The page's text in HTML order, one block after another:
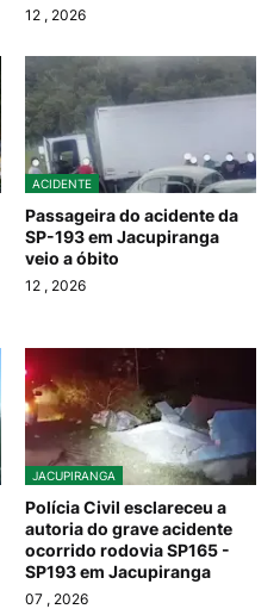
12 , 2026
ACIDENTE
Passageira do acidente da
SP-193 em Jacupiranga
veio a óbito
12 , 2026
JACUPIRANGA
Polícia Civil esclareceu a
autoria do grave acidente
ocorrido rodovia SP165 -
SP193 em Jacupiranga
07 , 2026